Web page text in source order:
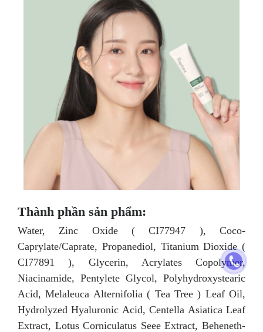
Thành phần sản phẩm:
Water, Zinc Oxide ( CI77947 ), Coco-
Caprylate/Caprate, Propanediol, Titanium Dioxide (
CI77891 ), Glycerin, Acrylates Copolymer,
Niacinamide, Pentylete Glycol, Polyhydroxystearic
Acid, Melaleuca Alternifolia ( Tea Tree ) Leaf Oil,
Hydrolyzed Hyaluronic Acid, Centella Asiatica Leaf
Extract, Lotus Corniculatus Seee Extract, Beheneth-